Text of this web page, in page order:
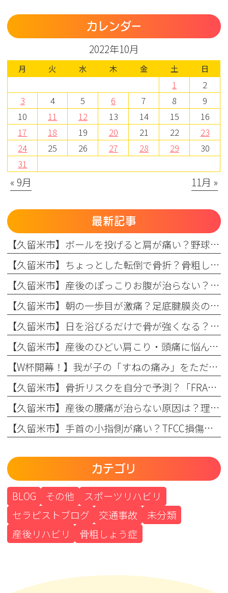
カレンダー
2022年10月
月 火 水 木 金 土 日
1
2
3
4 5 6 7 8
9
10
11 12 13 14 15
16
17
18 19 20 21 22
23
24
25 26 27 28 29
30
31
« 9月 11月 »
最新記事
【久留米市】ボールを投げると肩が痛い？野球肩の原因・症状とまつもと整形外科のリハビリ
【久留米市】ちょっとした転倒で骨折？骨粗しょう症と転倒予防の関係を理学療法士が解説！
【久留米市】産後のぽっこりお腹が治らない？原因と理学療法士が教える改善リハビリ
【久留米市】朝の一歩目が激痛？足底腱膜炎の原因・予防策と整形外科でのリハビリ治療を解説！
【久留米市】日を浴びるだけで骨が強くなる？骨粗しょう症予防に欠かせない日光浴の重要性とリハビリのコツ
【久留米市】産後のひどい肩こり・頭痛に悩んでいませんか？理学療法士が教える根本原因とリハビリの重要性
【W杯開幕！】我が子の「すねの痛み」をただの成長痛で終わらせない
【久留米市】骨折リスクを自分で予測？「FRAX」の仕組みとまつもと整形外科での活用法
【久留米市】産後の腰痛が治らない原因は？理学療法士が教える骨盤ケアとリハビリの重要性
【久留米市】手首の小指側が痛い？TFCC損傷（三角線維軟骨複合体損傷）の正しい治療法とリハビリについて
カテゴリ
BLOG その他
スポーツリハビリ
セラピストブログ
交通事故
未分類
産後リハビリ
骨粗しょう症